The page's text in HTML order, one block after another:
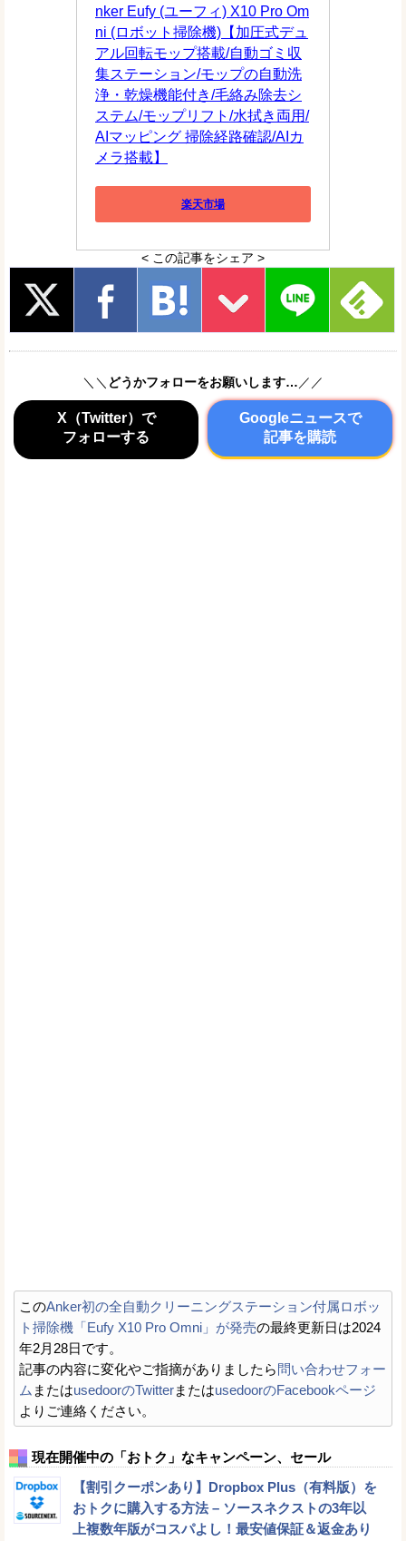
nker Eufy (ユーフィ) X10 Pro Om
ni (ロボット掃除機)【加圧式デュ
アル回転モップ搭載/自動ゴミ収
集ステーション/モップの自動洗
浄・乾燥機能付き/毛絡み除去シ
ステム/モップリフト/水拭き両用/
AIマッピング 掃除経路確認/AIカ
メラ搭載】
楽天市場
< この記事をシェア >
＼＼ どうかフォローをお願いします… ／／
X（Twitter）で
フォローする
Googleニュースで
記事を購読
このAnker初の全自動クリーニングステーション付属ロボッ
ト掃除機「Eufy X10 Pro Omni」が発売の最終更新日は2024
年2月28日です。
記事の内容に変化やご指摘がありましたら問い合わせフォー
ム またはusedoorのTwitterまたはusedoorのFacebookページ
よりご連絡ください。
現在開催中の「おトク」なキャンペーン、セール
【割引クーポンあり】Dropbox Plus（有料版）を
おトクに購入する方法 – ソースネクストの3年以
上複数年版がコスパよし！最安値保証＆返金あり